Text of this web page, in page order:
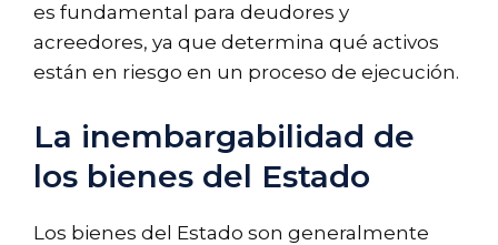
es fundamental para deudores y
acreedores, ya que determina qué activos
están en riesgo en un proceso de ejecución.
La inembargabilidad de
los bienes del Estado
Los bienes del Estado son generalmente